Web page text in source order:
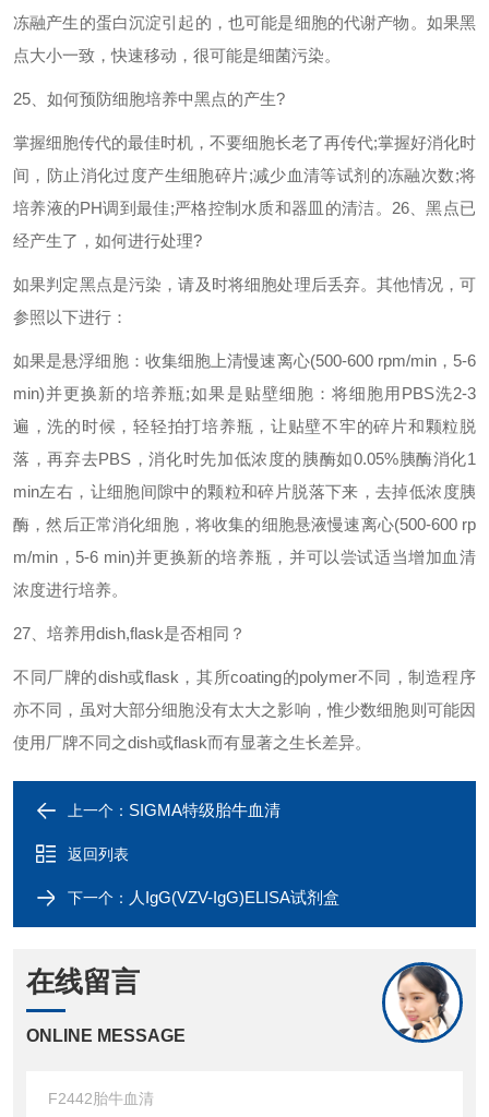
冻融产生的蛋白沉淀引起的，也可能是细胞的代谢产物。如果黑
点大小一致，快速移动，很可能是细菌污染。
25 、如何预防细胞培养中黑点的产生?
掌握细胞传代的最佳时机，不要细胞长老了再传代;掌握好消化时
间，防止消化过度产生细胞碎片;减少血清等试剂的冻融次数;将
培养液的PH调到最佳;严格控制水质和器皿的清洁。 26、黑点已
经产生了，如何进行处理?
如果判定黑点是污染，请及时将细胞处理后丢弃。其他情况，可
参照以下进行：
如果是悬浮细胞：收集细胞上清慢速离心(500-600 rpm/min， 5-6
min)并更换新的培养瓶;如果是贴壁细胞：将细胞用 PBS洗2-3
遍，洗的时候，轻轻拍打培养瓶，让贴壁不牢的碎片和颗粒脱
落，再弃去PBS ，消化时先加低浓度的胰酶如0.05%胰酶消化1
min左右，让细胞间隙中的颗粒和碎片脱落下来，去掉低浓度胰
酶，然后正常消化细胞，将收集的细胞悬液慢速离心(500-600 rp
m/min ， 5-6 min)并更换新的培养瓶，并可以尝试适当增加血清
浓度进行培养。
27 、培养用dish,flask是否相同？
不同厂牌的dish或flask ，其所coating的polymer不同，制造程序
亦不同，虽对大部分细胞没有太大之影响，惟少数细胞则可能因
使用厂牌不同之dish或flask而有显著之生长差异。
上一个： SIGMA特级胎牛血清
返回列表
下一个： 人IgG(VZV-IgG)ELISA试剂盒
在线留言
ONLINE MESSAGE